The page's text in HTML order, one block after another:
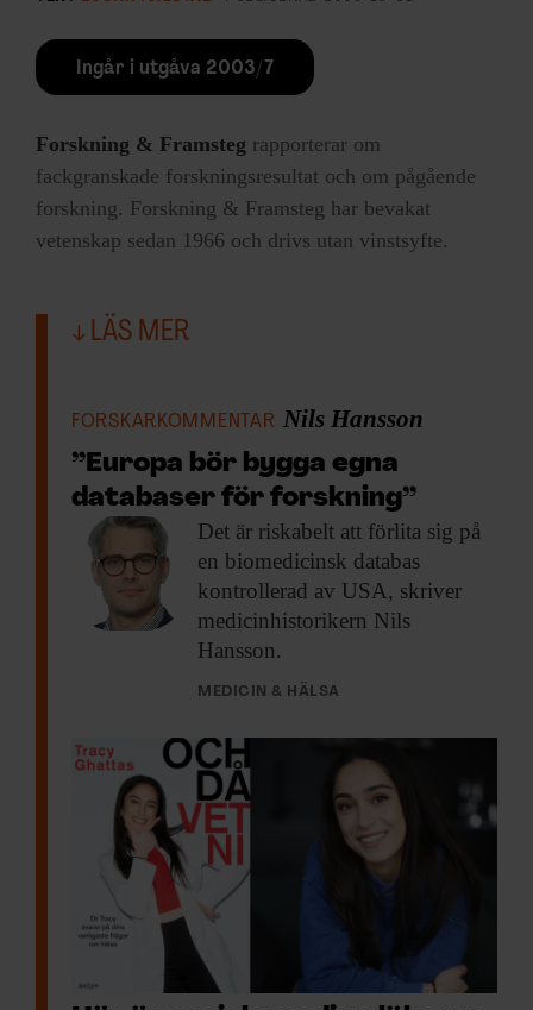
Ingår i utgåva 2003/7
Forskning & Framsteg rapporterar om
fackgranskade forskningsresultat och om pågående
forskning. Forskning & Framsteg har bevakat
vetenskap sedan 1966 och drivs utan vinstsyfte.
LÄS MER
FORSKARKOMMENTAR Nils Hansson
”Europa bör bygga egna
databaser för forskning”
Det är riskabelt att förlita sig på
en biomedicinsk databas
kontrollerad av USA, skriver
medicinhistorikern Nils
Hansson.
MEDICIN & HÄLSA